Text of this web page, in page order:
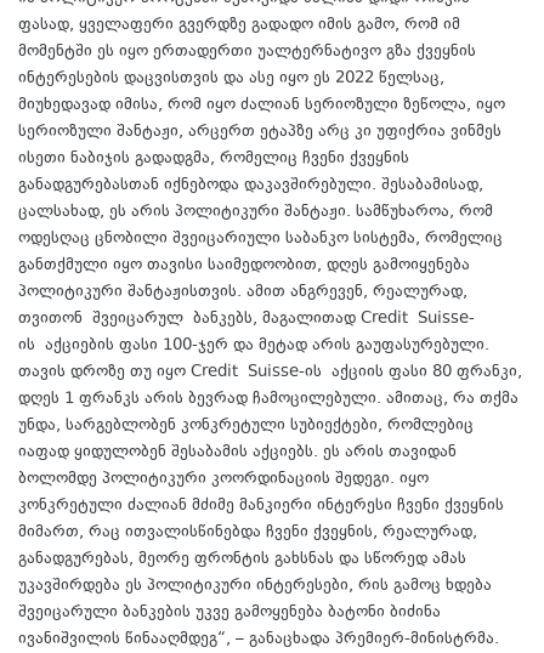
ფასად, ყველაფერი გვერდზე გადადო იმის გამო, რომ იმ
მომენტში ეს იყო ერთადერთი უალტერნატივო გზა ქვეყნის
ინტერესების დაცვისთვის და ასე იყო ეს 2022 წელსაც,
მიუხედავად იმისა, რომ იყო ძალიან სერიოზული ზეწოლა, იყო
სერიოზული შანტაჟი, არცერთ ეტაპზე არც კი უფიქრია ვინმეს
ისეთი ნაბიჯის გადადგმა, რომელიც ჩვენი ქვეყნის
განადგურებასთან იქნებოდა დაკავშირებული. შესაბამისად,
ცალსახად, ეს არის პოლიტიკური შანტაჟი. სამწუხაროა, რომ
ოდესღაც ცნობილი შვეიცარიული საბანკო სისტემა, რომელიც
განთქმული იყო თავისი საიმედოობით, დღეს გამოიყენება
პოლიტიკური შანტაჟისთვის. ამით ანგრევენ, რეალურად,
თვითონ შვეიცარულ ბანკებს, მაგალითად Credit Suisse-
ის აქციების ფასი 100-ჯერ და მეტად არის გაუფასურებული.
თავის დროზე თუ იყო Credit Suisse-ის აქციის ფასი 80 ფრანკი,
დღეს 1 ფრანკს არის ბევრად ჩამოცილებული. ამითაც, რა თქმა
უნდა, სარგებლობენ კონკრეტული სუბიექტები, რომლებიც
იაფად ყიდულობენ შესაბამის აქციებს. ეს არის თავიდან
ბოლომდე პოლიტიკური კოორდინაციის შედეგი. იყო
კონკრეტული ძალიან მძიმე მანკიერი ინტერესი ჩვენი ქვეყნის
მიმართ, რაც ითვალისწინებდა ჩვენი ქვეყნის, რეალურად,
განადგურებას, მეორე ფრონტის გახსნას და სწორედ ამას
უკავშირდება ეს პოლიტიკური ინტერესები, რის გამოც ხდება
შვეიცარული ბანკების უკვე გამოყენება ბატონი ბიძინა
ივანიშვილის წინააღმდეგ“, – განაცხადა პრემიერ-მინისტრმა.